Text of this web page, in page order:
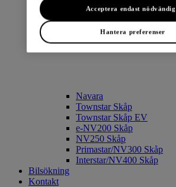
Navara
Townstar Skåp
Townstar Skåp EV
e-NV200 Skåp
NV250 Skåp
Primastar/NV300 Skåp
Interstar/NV400 Skåp
Bilsökning
Kontakt
Hantera preferenser
Acceptera endast